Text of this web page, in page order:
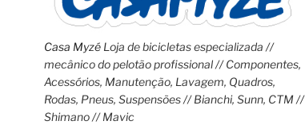
Casa MyzéLoja de bicicletas especializada //
mecânico do pelotão profissional // Componentes,
Acessórios, Manutenção, Lavagem, Quadros,
Rodas, Pneus, Suspensões // Bianchi, Sunn, CTM //
Shimano // Mavic